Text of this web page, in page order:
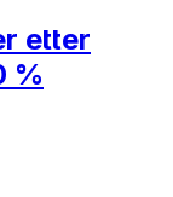
etter
%